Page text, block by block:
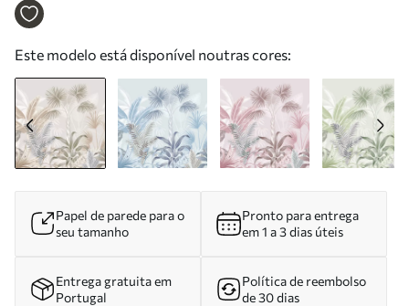
u06685
Este modelo está disponível noutras cores:
Papel de parede para o
seu tamanho
Pronto para entrega
em 1 a 3 dias úteis
Entrega gratuita em
Portugal
Política de reembolso
de 30 dias